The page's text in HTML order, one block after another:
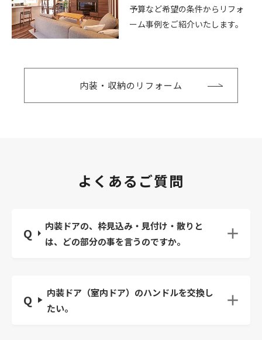
予算など希望の条件からリフォ
ーム事例をご紹介いたします。
内装・収納のリフォーム
よくあるご質問
内装ドアの、枠見込み・見付け・散りと
は、どの部分の事を言うのですか。
内装ドア（室内ドア）のハンドルを交換し
たい。